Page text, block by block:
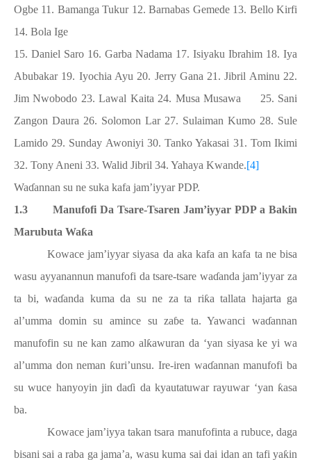
Ogbe 11. Bamanga Tukur 12. Barnabas Gemede 13. Bello Kirfi
14. Bola Ige
15. Daniel Saro 16. Garba Nadama 17. Isiyaku Ibrahim 18. Iya
Abubakar 19. Iyochia Ayu 20. Jerry Gana 21. Jibril Aminu 22.
Jim Nwobodo 23. Lawal Kaita 24. Musa Musawa
25. Sani
Zangon Daura 26. Solomon Lar 27. Sulaiman Kumo 28. Sule
Lamido 29. Sunday Awoniyi 30. Tanko Yakasai 31. Tom Ikimi
32. Tony Aneni 33. Walid Jibril 34. Yahaya Kwande.[4]
Waɗannan su ne suka kafa jam’iyyar PDP.
1.3
Manufofi Da Tsare-Tsaren Jam’iyyar PDP a Bakin
Marubuta Waƙa
Kowace jam’iyyar siyasa da aka kafa an kafa ta ne bisa
wasu ayyanannun manufofi da tsare-tsare waɗanda jam’iyyar za
ta bi, waɗanda kuma da su ne za ta riƙa tallata hajarta ga
al’umma domin su amince su zaɓe ta. Yawanci waɗannan
manufofin su ne kan zamo alƙawuran da ‘yan siyasa ke yi wa
al’umma don nemanƙuri’unsu. Ire-iren waɗannan manufofi ba
su wuce hanyoyin jin daɗi da kyautatuwar rayuwar ‘yanƙasa
ba.
Kowace jam’iyya takan tsara manufofinta a rubuce, daga
bisani sai a raba ga jama’a, wasu kuma sai dai idan an tafi yaƙin